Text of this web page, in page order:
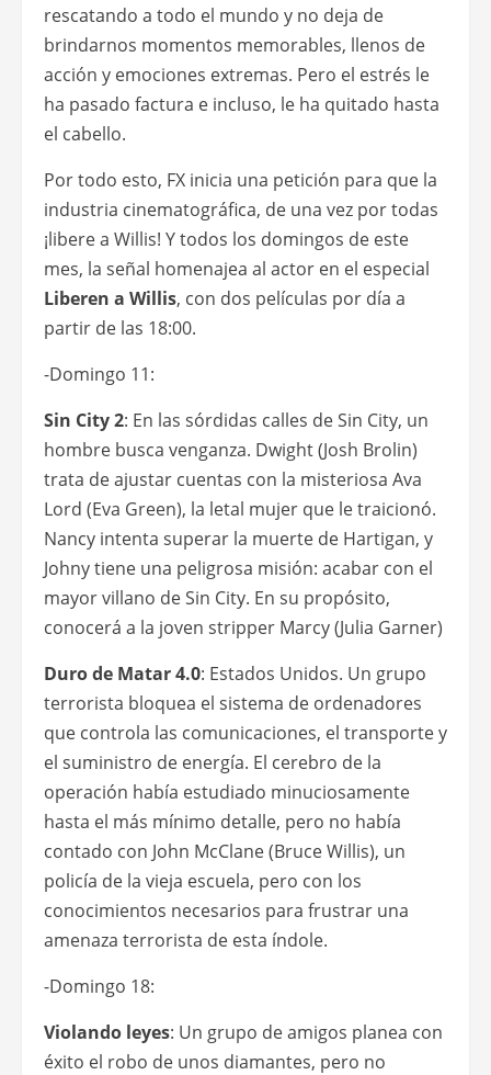
rescatando a todo el mundo y no deja de
brindarnos momentos memorables, llenos de
acción y emociones extremas. Pero el estrés le
ha pasado factura e incluso, le ha quitado hasta
el cabello.
Por todo esto, FX inicia una petición para que la
industria cinematográfica, de una vez por todas
¡libere a Willis! Y todos los domingos de este
mes, la señal homenajea al actor en el especial
Liberen a Willis, con dos películas por día a
partir de las 18:00.
-Domingo 11:
Sin City 2: En las sórdidas calles de Sin City, un
hombre busca venganza. Dwight (Josh Brolin)
trata de ajustar cuentas con la misteriosa Ava
Lord (Eva Green), la letal mujer que le traicionó.
Nancy intenta superar la muerte de Hartigan, y
Johny tiene una peligrosa misión: acabar con el
mayor villano de Sin City. En su propósito,
conocerá a la joven stripper Marcy (Julia Garner)
Duro de Matar 4.0: Estados Unidos. Un grupo
terrorista bloquea el sistema de ordenadores
que controla las comunicaciones, el transporte y
el suministro de energía. El cerebro de la
operación había estudiado minuciosamente
hasta el más mínimo detalle, pero no había
contado con John McClane (Bruce Willis), un
policía de la vieja escuela, pero con los
conocimientos necesarios para frustrar una
amenaza terrorista de esta índole.
-Domingo 18:
Violando leyes: Un grupo de amigos planea con
éxito el robo de unos diamantes, pero no